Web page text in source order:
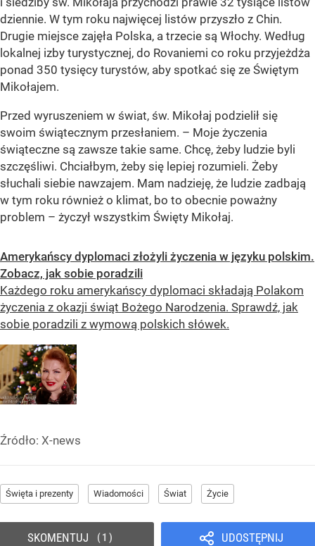
dziennie. W tym roku najwięcej listów przyszło z Chin.
Drugie miejsce zajęła Polska, a trzecie są Włochy. Według
lokalnej izby turystycznej, do Rovaniemi co roku przyjeżdża
ponad 350 tysięcy turystów, aby spotkać się ze Świętym
Mikołajem.
Przed wyruszeniem w świat, św. Mikołaj podzielił się
swoim świątecznym przesłaniem. – Moje życzenia
świąteczne są zawsze takie same. Chcę, żeby ludzie byli
szczęśliwi. Chciałbym, żeby się lepiej rozumieli. Żeby
słuchali siebie nawzajem. Mam nadzieję, że ludzie zadbają
w tym roku również o klimat, bo to obecnie poważny
problem – życzył wszystkim Święty Mikołaj.
Amerykańscy dyplomaci złożyli życzenia w języku polskim.
Zobacz, jak sobie poradzili
Każdego roku amerykańscy dyplomaci składają Polakom
życzenia z okazji świąt Bożego Narodzenia. Sprawdź, jak
sobie poradzili z wymową polskich słówek.
Źródło: X-news
Święta i prezenty Wiadomości Świat Życie
UDOSTĘPNIJ
SKOMENTUJ 1